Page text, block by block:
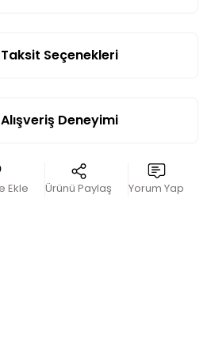
Taksit Seçenekleri
Alışveriş Deneyimi
Ürünü Paylaş Yorum Yap